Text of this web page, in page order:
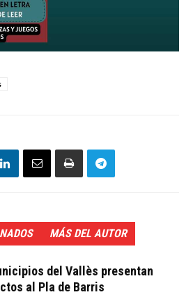
MÁS DEL AUTOR
del Vallès presentan
al Pla de Barris